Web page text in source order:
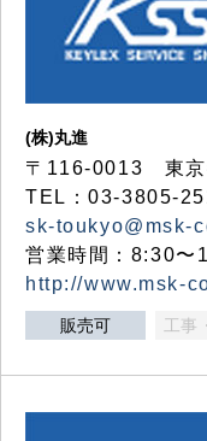
(株)丸進
〒116-0013 東京
TEL：03-3805-
sk-toukyo@msk-
営業時間：8:30〜
http://www.msk-
販売可 工事